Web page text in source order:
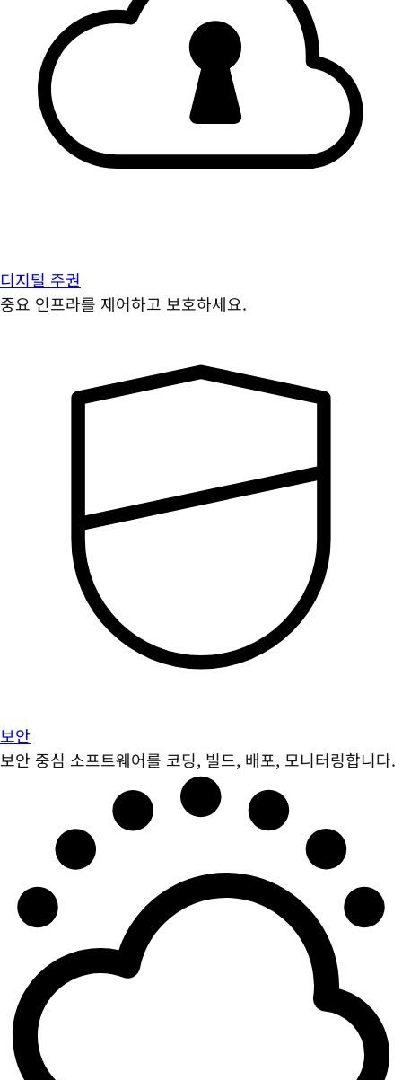
디지털 주권
중요 인프라를 제어하고 보호하세요.
보안
보안 중심 소프트웨어를 코딩, 빌드, 배포, 모니터링합니다.